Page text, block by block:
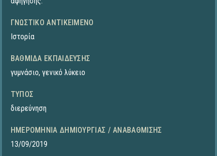
ΓΝΩΣΤΙΚΌ ΑΝΤΙΚΕΊΜΕΝΟ
Ιστορία
ΒΑΘΜΊΔΑ ΕΚΠΑΊΔΕΥΣΗΣ
γυμνάσιο, γενικό λύκειο
ΤΎΠΟΣ
διερεύνηση
ΗΜΕΡΟΜΗΝΊΑ ΔΗΜΙΟΥΡΓΊΑΣ / ΑΝΑΒΆΘΜΙΣΗΣ
13/09/2019